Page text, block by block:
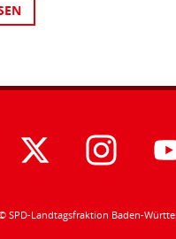
SPD-Landtagsfraktion Baden-